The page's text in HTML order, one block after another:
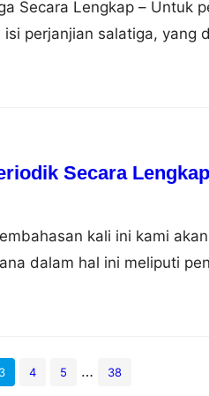
Secara Lengkap – Untuk
isi perjanjian salatiga, yang
belakang, isi dan
ulasan selengkapnya
Secara Lengkap
kali ini kami
dalam hal ini meliputi
sifat, gambar dan
simak ulasan
3 4 5 … 38